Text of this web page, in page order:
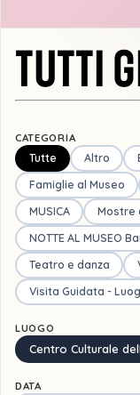
TUTTI
CATEGORIA
Tutte
Altro
Famiglie al Museo
MUSICA
Mostre
NOTTE AL MUSEO
Teatro e danza
Visita Guidata -
LUOGO
Centro Culturale
DATA